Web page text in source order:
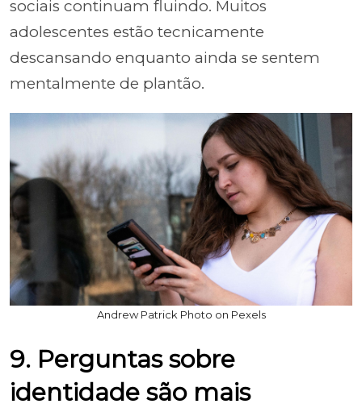
sociais continuam fluindo. Muitos
adolescentes estão tecnicamente
descansando enquanto ainda se sentem
mentalmente de plantão.
Andrew Patrick Photo on Pexels
9. Perguntas sobre
identidade são mais